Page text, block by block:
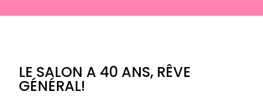
LE SALON A 40 ANS, RÊVE
GÉNÉRAL!